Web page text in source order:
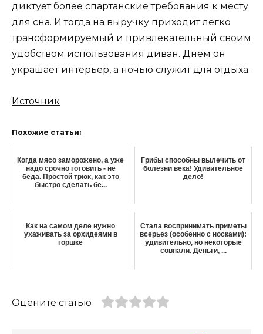
диктует более спартанские требования к месту
для сна. И тогда на выручку приходит легко
трансформируемый и привлекательный своим
удобством использования диван. Днем он
украшает интерьер, а ночью служит для отдыха.
Источник
Похожие статьи:
Когда мясо заморожено, а уже
надо срочно готовить - не
беда. Простой трюк, как это
быстро сделать бе...
Грибы способны вылечить от
болезни века! Удивительное
дело!
Как на самом деле нужно
ухаживать за орхидеями в
горшке
Стала воспринимать приметы
всерьез (особенно с носками):
удивительно, но некоторые
совпали. Деньги, ...
Оцените статью